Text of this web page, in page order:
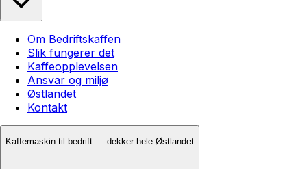
Om Bedriftskaffen
Slik fungerer det
Kaffeopplevelsen
Ansvar og miljø
Østlandet
Kontakt
Kaffemaskin til bedrift — dekker hele Østlandet